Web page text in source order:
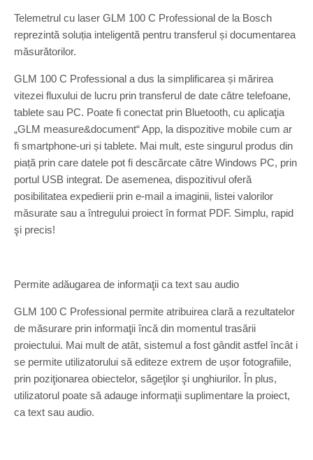
Telemetrul cu laser GLM 100 C Professional de la Bosch
reprezintă soluția inteligentă pentru transferul și documentarea
măsurătorilor.
GLM 100 C Professional a dus la simplificarea și mărirea
vitezei fluxului de lucru prin transferul de date către telefoane,
tablete sau PC. Poate fi conectat prin Bluetooth, cu aplicaţia
„GLM measure&document“ App, la dispozitive mobile cum ar
fi smartphone-uri și tablete. Mai mult, este singurul produs din
piață prin care datele pot fi descărcate către Windows PC, prin
portul USB integrat. De asemenea, dispozitivul oferă
posibilitatea expedierii prin e-mail a imaginii, listei valorilor
măsurate sau a întregului proiect în format PDF. Simplu, rapid
şi precis!
Permite adăugarea de informaţii ca text sau audio
GLM 100 C Professional permite atribuirea clară a rezultatelor
de măsurare prin informaţii încă din momentul trasării
proiectului. Mai mult de atât, sistemul a fost gândit astfel încât i
se permite utilizatorului să editeze extrem de ușor fotografiile,
prin poziţionarea obiectelor, săgeţilor şi unghiurilor. În plus,
utilizatorul poate să adauge informaţii suplimentare la proiect,
ca text sau audio.